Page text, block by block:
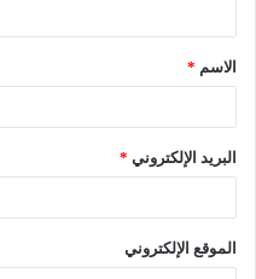
ق
*الاسم *
البريد الإلكتروني *
الموقع الإلكتروني